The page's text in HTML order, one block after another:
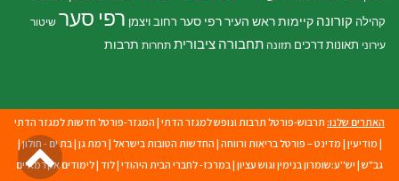
קהילה קורונה קיימותראש העיר רפי סער רחוב ויצמן רפי סער שיטור
עירוני תאונות דרכים תזונה תחבורה ציבורית תחרות תרבות
האתרים שלנו: תרבוש-פורטל תרבות ונופש למגזר הדתי | המגזר-פורטל חדשות למגזר הדתי
| מודיעין | מדינט – פורטל בריאות ורווחה | החדשות הטובות בישראל | רמת גן |בת ים - חולון|
גב"ש | יש''ע:שומרון בנימין וגוש עציון |במרכז- לחברי הבית היהודי |לוד |לימודים אקדמאיים